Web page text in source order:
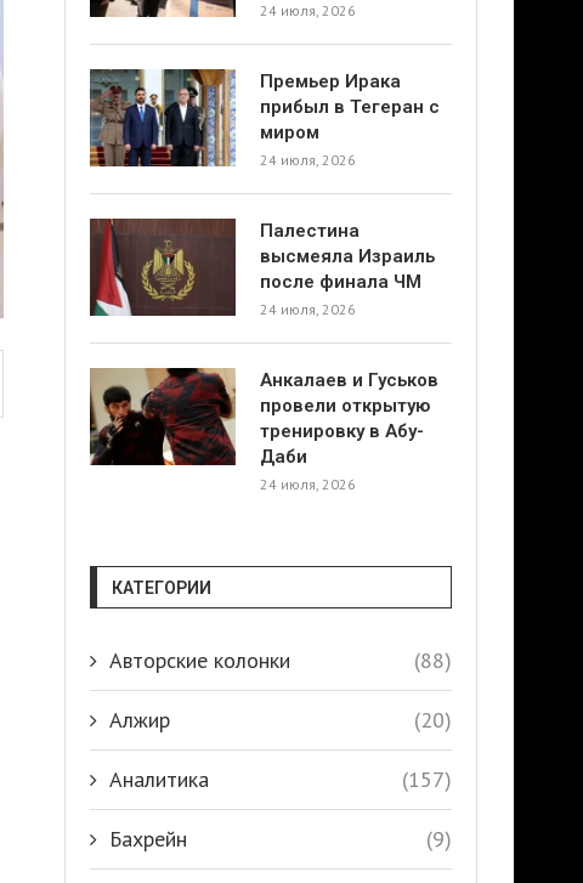
24 июля, 2026
Премьер Ирака
прибыл в Тегеран с
миром
24 июля, 2026
Палестина
высмеяла Израиль
после финала ЧМ
24 июля, 2026
Анкалаев и Гуськов
провели открытую
тренировку в Абу-
Даби
24 июля, 2026
КАТЕГОРИИ
Авторские колонки (88)
Алжир (20)
Аналитика (157)
Бахрейн (9)